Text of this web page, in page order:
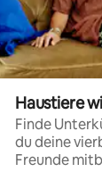
Haustiere
Finde
du deine
Freunde